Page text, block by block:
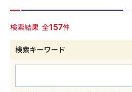
検索結果 全157件
検索キーワード